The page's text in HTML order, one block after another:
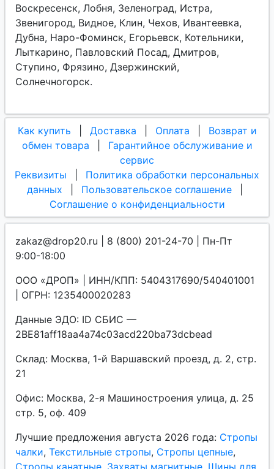
Воскресенск, Лобня, Зеленоград, Истра,
Звенигород, Видное, Клин, Чехов, Ивантеевка,
Дубна, Наро-Фоминск, Егорьевск, Котельники,
Лыткарино, Павловский Посад, Дмитров,
Ступино, Фрязино, Дзержинский,
Солнечногорск.
Как купить Доставка Оплата
Возврат и
обмен товара
Гарантийное обслуживание и
сервис
Реквизиты
Политика обработки персональных
данных
Пользовательское соглашение
Соглашение о конфиденциальности
zakaz@drop20.ru | 8 (800) 201-24-70 | Пн-Пт
9:00-18:00
ООО «ДРОП» | ИНН/КПП: 5404317690/540401001
| ОГРН: 1235400020283
Данные ЭДО: ID СБИС —
2BE81aff18aa4a74c03acd220ba73dcbead
Склад: Москва, 1-й Варшавский проезд, д. 2, стр.
21
Офис: Москва, 2-я Машиностроения улица, д. 25
стр. 5, оф. 409
Лучшие предложения августа 2026 года: Стропы
чалки, Текстильные стропы, Стропы цепные,
Стропы канатные Захваты магнитные Шины для